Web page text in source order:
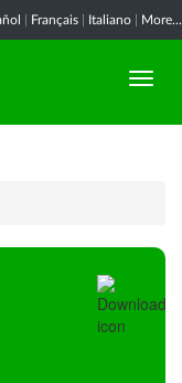
Français Italiano More...